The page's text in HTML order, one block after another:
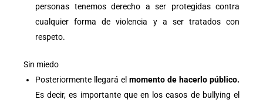
personas tenemos derecho a ser protegidas contra
cualquier forma de violencia y a ser tratados con
respeto.
Sin miedo
Posteriormente llegará el momento de hacerlo público.
Es decir, es importante que en los casos de bullying el